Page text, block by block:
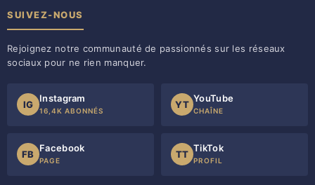
SUIVEZ-NOUS
Rejoignez notre communauté de passionnés sur les réseaux
sociaux pour ne rien manquer.
IG
Instagram
16,4K ABONNÉS
YT
YouTube
CHAÎNE
FB
Facebook
PAGE
TT
TikTok
PROFIL